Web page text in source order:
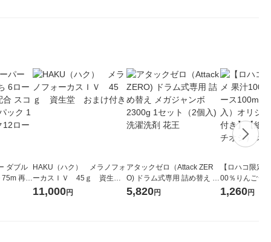
ダブル
ラワー
HAKU（ハク） メラノフォ
ーカスＩＶ 45ｇ 資生
堂 おまけ付き
11,000円
アタックゼロ（Attack ZER
O) ドラム式専用 詰め替え メ
ガジャンボ 2300g 1セット
5,820円
【ロハコ限定
00％りんごジ
箱（18本入）
1,260円